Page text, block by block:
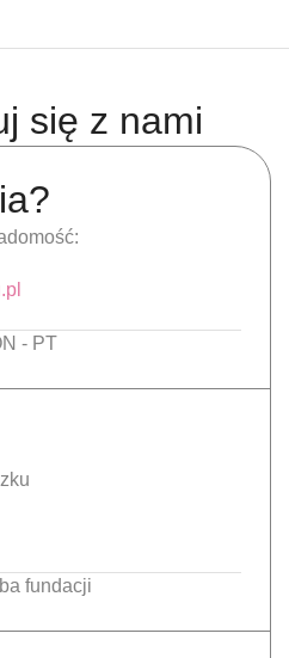
się z nami
- PT
fundacji